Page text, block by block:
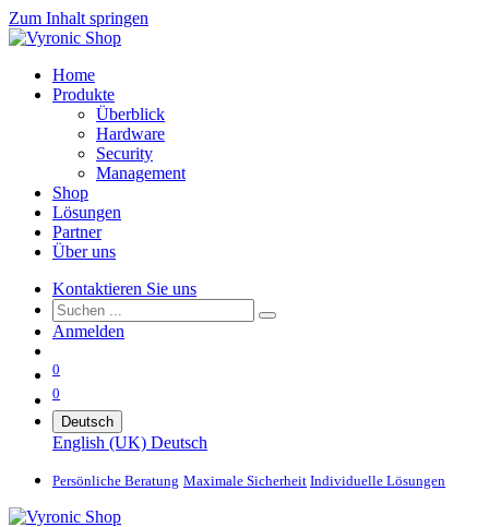
Zum Inhalt springen
Home
Produkte
Überblick
Hardware
Security
Management
Shop
Lösungen
Partner
Über uns
Kontaktieren Sie uns
Anmelden
0
0
Deutsch
English (UK) Deutsch
Persönliche Beratung Maximale Sicherheit Individuelle Lösungen